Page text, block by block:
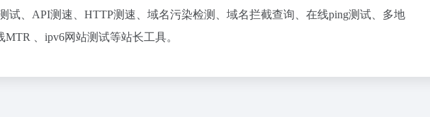
试、API测速、HTTP测速、域名污染检测、域名拦截查询、在线ping测试、多地
、ipv6网站测试等站长工具。